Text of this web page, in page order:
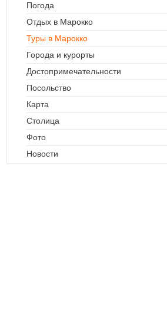
Погода
Отдых в Марокко
Туры в Марокко
Города и курорты
Достопримечательности
Посольство
Карта
Столица
Фото
Новости